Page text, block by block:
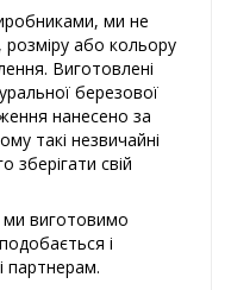
ми не
або кольору
Виготовлені
березової
нанесено за
такі незвичайні
зберігати свій
ми виготовимо
і
партнерам.